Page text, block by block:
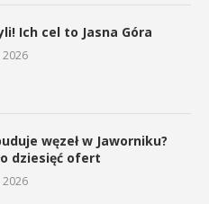
Ich cel to Jasna Góra
węzeł w Jaworniku?
dziesięć ofert